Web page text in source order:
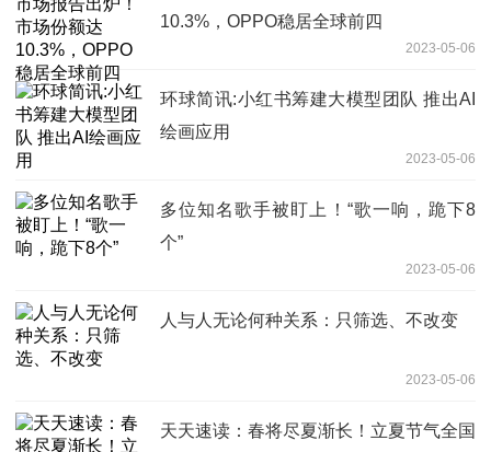
10.3%，OPPO稳居全球前四
2023-05-06
环球简讯:小红书筹建大模型团队 推出AI
绘画应用
2023-05-06
多位知名歌手被盯上！“歌一响，跪下8
个”
2023-05-06
人与人无论何种关系：只筛选、不改变
2023-05-06
天天速读：春将尽夏渐长！立夏节气全国